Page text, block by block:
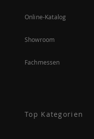
Online-Katalog
Showroom
Fachmessen
Top Kategorien